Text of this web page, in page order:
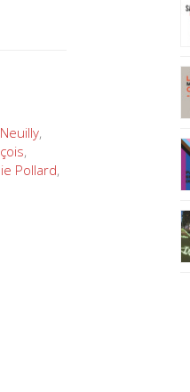
,
,
Pollard,